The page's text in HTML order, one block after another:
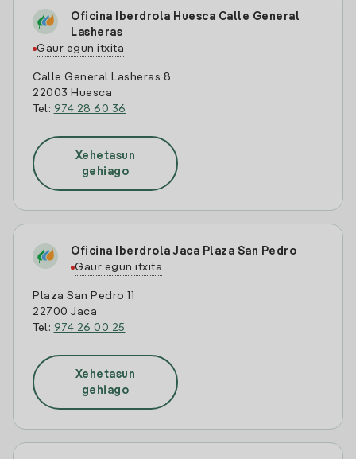
Oficina Iberdrola Huesca Calle General
Lasheras
Gaur egun itxita
Calle General Lasheras 8
22003 Huesca
Tel: 974 28 60 36
Xehetasun
gehiago
Oficina Iberdrola Jaca Plaza San Pedro
Gaur egun itxita
Plaza San Pedro 11
22700 Jaca
Tel: 974 26 00 25
Xehetasun
gehiago